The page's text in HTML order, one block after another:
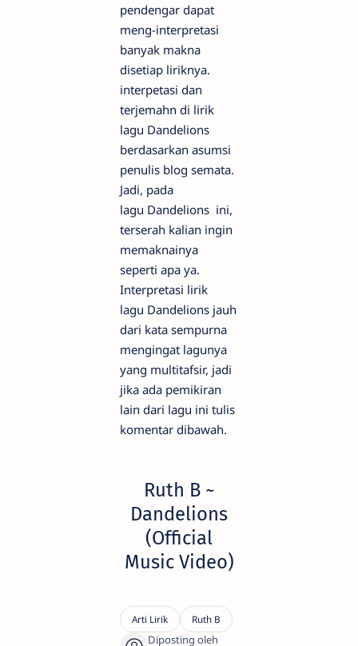
pendengar dapat
meng-interpretasi
banyak makna
disetiap liriknya.
interpetasi dan
terjemahn di lirik
lagu Dandelions
berdasarkan asumsi
penulis blog semata.
Jadi, pada
lagu Dandelions ini,
terserah kalian ingin
memaknainya
seperti apa ya.
Interpretasi lirik
lagu Dandelions jauh
dari kata sempurna
mengingat lagunya
yang multitafsir, jadi
jika ada pemikiran
lain dari lagu ini tulis
komentar dibawah.
Ruth B ~
Dandelions
(Official
Music Video)